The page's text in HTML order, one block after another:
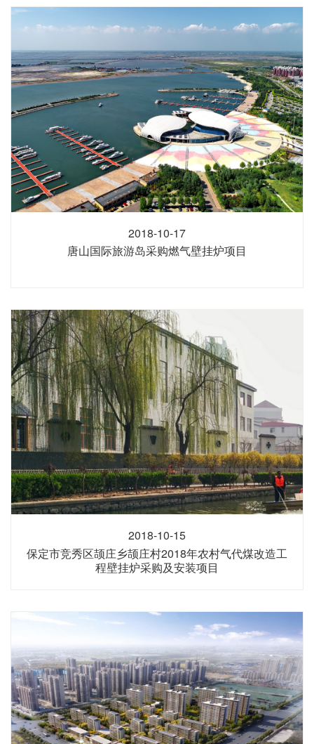
2018-10-17
唐山国际旅游岛采购燃气壁挂炉项目
2018-10-15
保定市竞秀区颉庄乡颉庄村2018年农村气代煤改造工
程壁挂炉采购及安装项目